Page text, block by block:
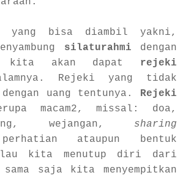
yang bisa diambil yakni,
silaturahmi dengan
kita akan dapat rejeki
Rejeki yang tidak
uang tentunya. Rejeki
macam2, missal: doa,
wejangan, sharing
perhatian ataupun bentuk
kita menutup diri dari
saja kita menyempitkan